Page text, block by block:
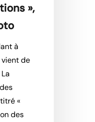
»,
à
de
«
des